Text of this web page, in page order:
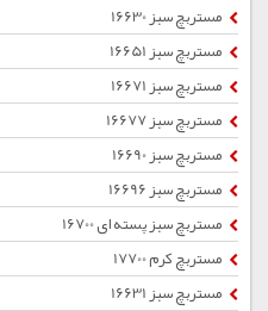
مستربچ سبز 16630
مستربچ سبز 16651
مستربچ سبز 16671
مستربچ سبز 16677
مستربچ سبز 16690
مستربچ سبز 16696
مستربچ سبز پسته ای 16700
مستربچ کرم 17700
مستربچ سبز 16631